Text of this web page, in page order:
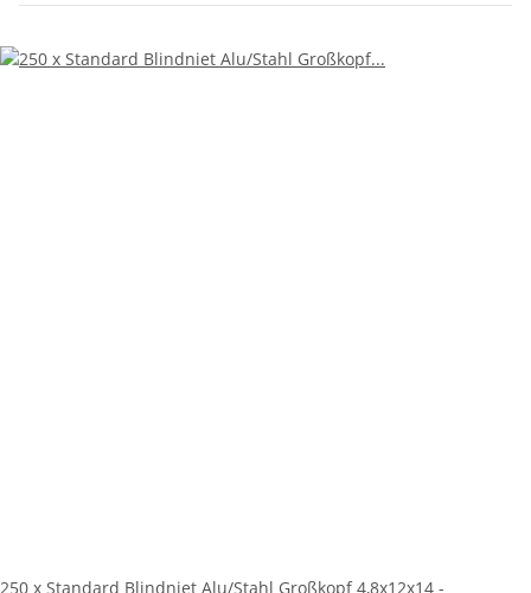
250 x Standard Blindniet Alu/Stahl Großkopf 4,8x12x14 -